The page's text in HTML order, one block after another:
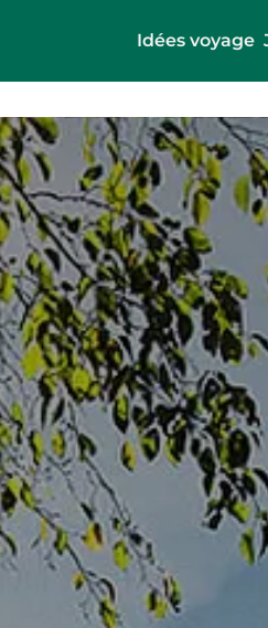
Idées voyage